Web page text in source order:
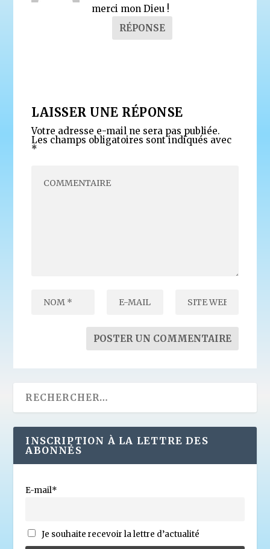
merci mon Dieu !
RÉPONSE
LAISSER UNE RÉPONSE
Votre adresse e-mail ne sera pas publiée.
Les champs obligatoires sont indiqués avec
*
INSCRIPTION À LA LETTRE DES
ABONNÉS
E-mail*
Je souhaite recevoir la lettre d’actualité